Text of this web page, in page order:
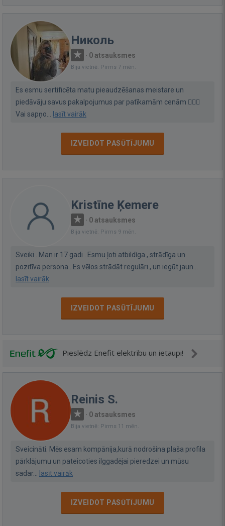
Николь
· 0 atsauksmes
Bija vietnē: Pirms 7 mēn.
Es esmu sertificēta matu pieaudzēšanas meistare un
piedāvāju savus pakalpojumus par patīkamām cenām 💇‍♀️✨
Vai sapņo...
lasīt vairāk
IZVEIDOT PASŪTĪJUMU
Kristīne Ķemere
· 0 atsauksmes
Bija vietnē: Pirms 9 mēn.
Sveiki . Man ir 17 gadi . Esmu ļoti atbildìga , strādīga un
pozitīva persona . Es vēlos strādāt regulāri , un iegūt jaun...
lasīt vairāk
IZVEIDOT PASŪTĪJUMU
Pieslēdz Enefit elektrību un ietaupi!
Reinis S.
· 0 atsauksmes
Bija vietnē: Pirms 11 mēn.
Sveicināti. Mēs esam kompānija,kurā nodrošina plaša profila
pārklājumu un pateicoties ilggadējai pieredzei un mūsu
sadar... lasīt vairāk
IZVEIDOT PASŪTĪJUMU